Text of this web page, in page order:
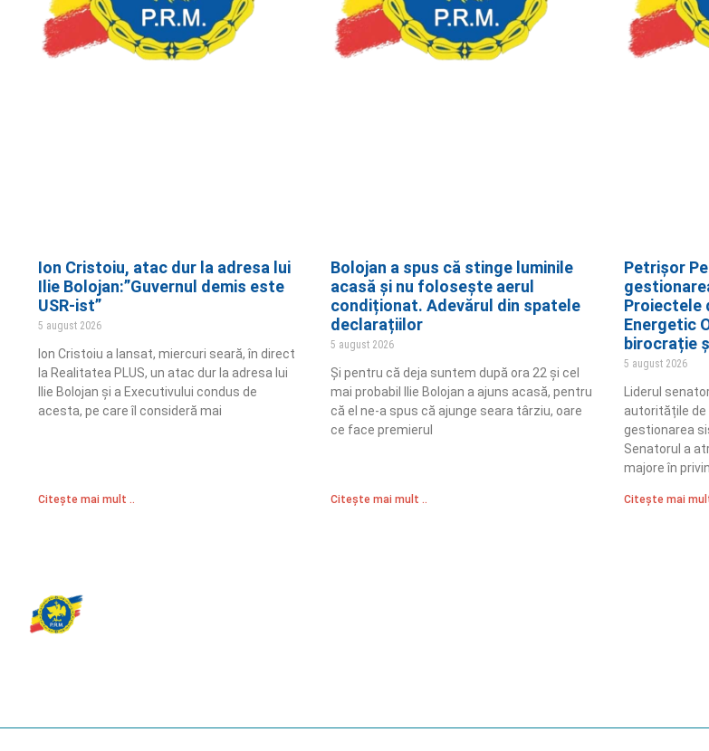
Ion Cristoiu, atac dur la adresa lui
Ilie Bolojan:”Guvernul demis este
USR-ist”
5 august 2026
Ion Cristoiu a lansat, miercuri seară, în direct
la Realitatea PLUS, un atac dur la adresa lui
Ilie Bolojan și a Executivului condus de
acesta, pe care îl consideră mai
Citește mai mult ..
Bolojan a spus că stinge luminile
acasă și nu folosește aerul
condiționat. Adevărul din spatele
declarațiilor
5 august 2026
Și pentru că deja suntem după ora 22 și cel
mai probabil Ilie Bolojan a ajuns acasă, pentru
că el ne-a spus că ajunge seara târziu, oare
ce face premierul
Citește mai mult ..
Petrișor
Proiectele
Energetic
birocrație
5 august 2026
Liderul
autoritățile de
gestionarea
Senatorul a
majore în
Citește mai